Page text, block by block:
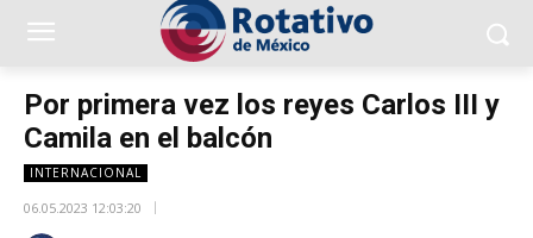
Por primera vez los reyes Carlos III y
Camila en el balcón
INTERNACIONAL
06.05.2023 12:03:20